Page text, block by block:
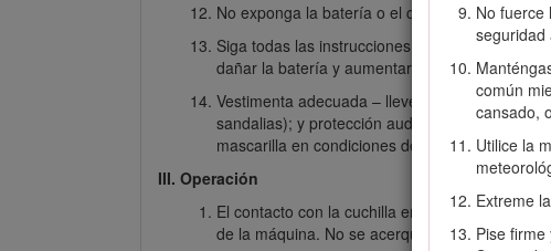
No fuerce
seguridad
común
cansado,
Utilice la
Extreme
Pise
No exponga la batería o el cargador al fuego
Siga todas las instrucciones de carga y no
dañar la batería y aumentar el riesgo de
Vestimenta adecuada – lleve ropa adecuada,
sandalias); y protección auditiva. Si tiene el
mascarilla en condiciones de trabajo de
III. Operación
El contacto con la cuchilla en movimiento
de la máquina. No se acerque a los orificios de